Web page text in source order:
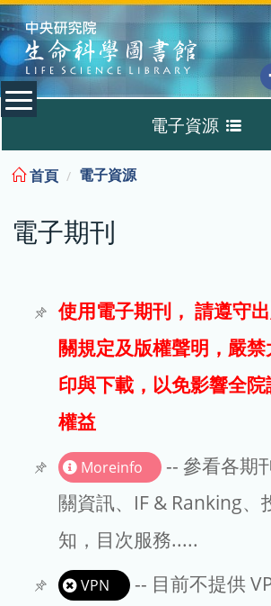
:::
電子資源
電子期刊
試用
文章處理費
EndNote
首頁 電子資源
電子期刊
使用電子期刊， 請遵守
關規定及版權聲明，嚴
印與下載，以免影響全院
權益
Moreinfo
-- 參看各期
關資訊、IF & Ranking、
知，目次服務.....
VPN
-- 目前不提供